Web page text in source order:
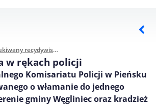
Poszukiwany recydywista w rękach policji
w rękach policji
Komisariatu Policji w Pieńsku
o włamanie do jednego
gminy Węgliniec oraz kradzież